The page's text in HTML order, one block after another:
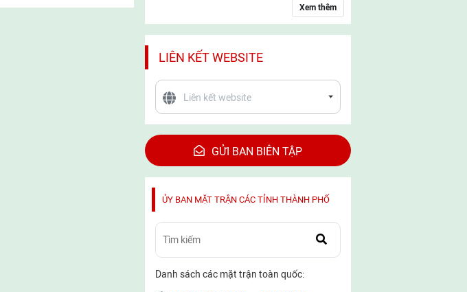
Xem thêm
LIÊN KẾT WEBSITE
GỬI BAN BIÊN TẬP
ỦY BAN MẶT TRẬN CÁC TỈNH THÀNH PHỐ
Danh sách các mặt trận toàn quốc: